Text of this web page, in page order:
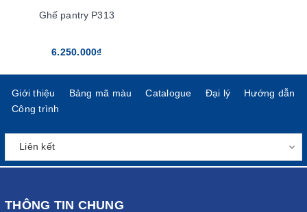
Ghế pantry P313
6.250.000₫
Giới thiệu Bảng mã màu Catalogue Đại lý
Hướng dẫn
Công trình
THÔNG TIN CHUNG